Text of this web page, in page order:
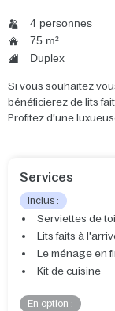
4 personnes
75 m²
Duplex
Si vous souhaitez
bénéficierez de lits
Profitez d'une
Services
Inclus :
Serviettes de
Lits faits à
Le ménage en
Kit de cuisine
En option :